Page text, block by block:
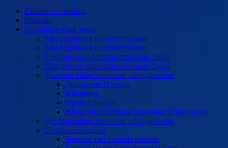
Главная страница
Главная
Приоритетные темы
Мы гордимся их поступками
Мы гордимся их поступками
Предметно-пространственная среда
Предметно-пространственная среда
Детские общественные объединения
Движение Первых
Юнармия
Орлята России
Юные инспекторы дорожного движения
Детские общественные объединения
Профориентация
Знакомство с профессиями